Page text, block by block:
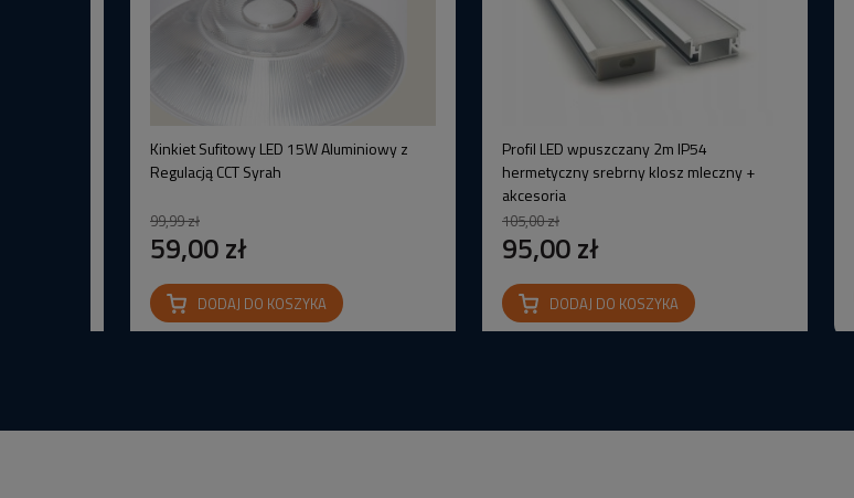
Kinkiet Sufitowy LED 15W Aluminiowy z
Regulacją CCT Syrah
99,99 zł
59,00 zł
DODAJ DO KOSZYKA
Profil LED wpuszczany 2m IP54
hermetyczny srebrny klosz mleczny +
akcesoria
105,00 zł
95,00 zł
DODAJ DO KOSZYKA